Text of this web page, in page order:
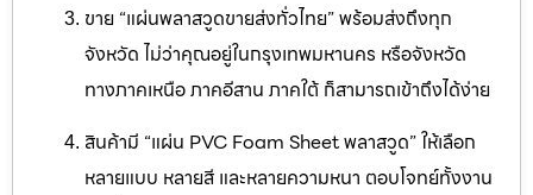
ขาย “แผ่นพลาสวูดขายส่งทั่วไทย” พร้อมส่งถึงทุก
จังหวัด ไม่ว่าคุณอยู่ในกรุงเทพมหานคร หรือจังหวัด
ทางภาคเหนือ ภาคอีสาน ภาคใต้ ก็สามารถเข้าถึงได้ง่าย
สินค้ามี “แผ่น PVC Foam Sheet พลาสวูด” ให้เลือก
หลายแบบ หลายสี และหลายความหนา ตอบโจทย์ทั้งงาน